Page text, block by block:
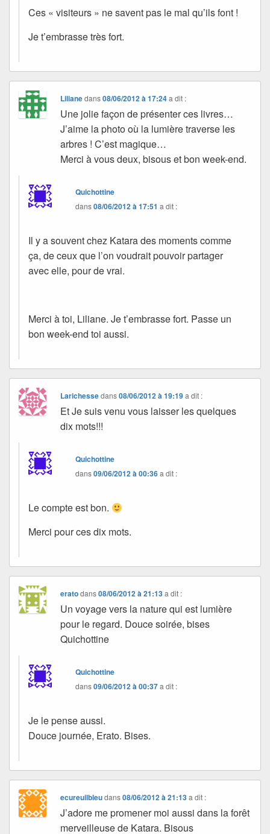
Ces « visiteurs » ne savent pas le mal qu’ils font !
Je t’embrasse très fort.
Lilianedans08/06/2012 à 17:24 a dit :
Une jolie façon de présenter ces livres…
J’aime la photo où la lumière traverse les
arbres ! C’est magique…
Merci à vous deux, bisous et bon week-end.
Quichottine
dans08/06/2012 à 17:51 a dit :
Il y a souvent chez Katara des moments comme
ça, de ceux que l’on voudrait pouvoir partager
avec elle, pour de vrai.
Merci à toi, Liliane. Je t’embrasse fort. Passe un
bon week-end toi aussi.
Larichessedans08/06/2012 à 19:19 a dit :
Et Je suis venu vous laisser les quelques
dix mots!!!
Quichottine
dans09/06/2012 à 00:36a dit :
Le compte est bon.
Merci pour ces dix mots.
eratodans08/06/2012 à 21:13 a dit :
Un voyage vers la nature qui est lumière
pour le regard. Douce soirée, bises
Quichottine
Quichottine
dans09/06/2012 à 00:37a dit :
Je le pense aussi.
Douce journée, Erato. Bises.
ecureuilbleudans08/06/2012 à 21:13 a dit :
J’adore me promener moi aussi dans la forêt
merveilleuse de Katara. Bisous